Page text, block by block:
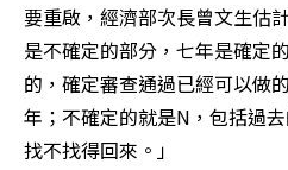
要重啟，經濟部次長曾文生估
是不確定的部分，七年是確定
的，確定審查通過已經可以做
年；不確定的就是N，包括過
找不找得回來。」